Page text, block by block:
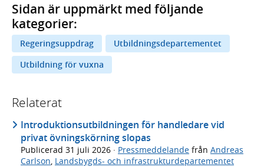
Sidan är uppmärkt med följande
kategorier:
Regeringsuppdrag
Utbildningsdepartementet
Utbildning för vuxna
Relaterat
Introduktionsutbildningen för handledare vid
privat övningskörning slopas
Publicerad 31 juli 2026 · Pressmeddelande från Andreas
Carlson, Landsbygds- och infrastrukturdepartementet